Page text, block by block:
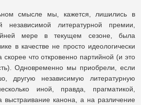
смысле мы, кажется, лишились в
литературной премии,
мере в текущем сезоне, была
в качестве не просто идеологически
скорее что откровенно партийной (и это
Одновременно мы приобрели, если
другую независимую литературную
иной, правда, прагматикой,
канона, а на различение